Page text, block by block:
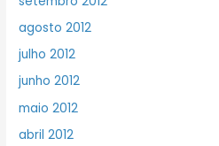
agosto 2012
julho 2012
junho 2012
maio 2012
abril 2012